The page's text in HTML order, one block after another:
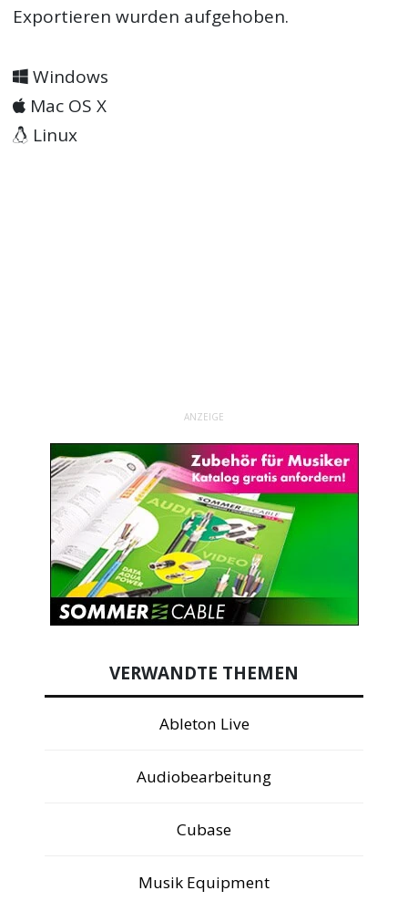
Exportieren wurden aufgehoben.
Windows
Mac OS X
Linux
ANZEIGE
VERWANDTE THEMEN
Ableton Live
Audiobearbeitung
Cubase
Musik Equipment